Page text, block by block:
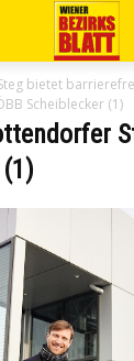
bietet
Scheiblecker (1)